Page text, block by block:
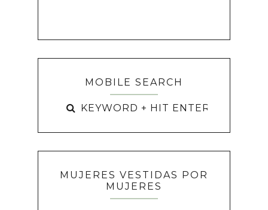
MOBILE SEARCH
MUJERES VESTIDAS POR
MUJERES